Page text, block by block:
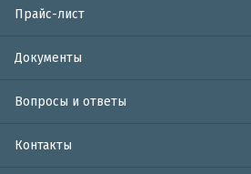
Прайс-лист
Документы
Вопросы и ответы
Контакты